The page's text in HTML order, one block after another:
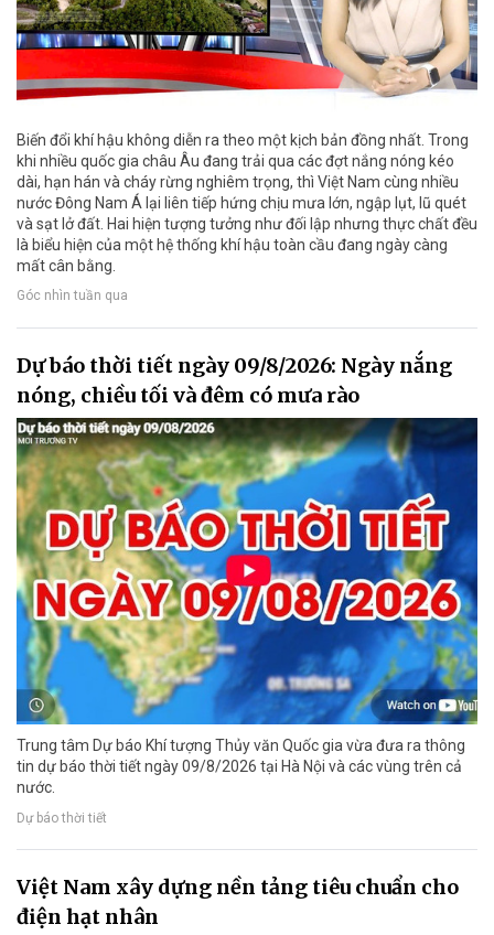
Biến đổi khí hậu không diễn ra theo một kịch bản đồng nhất. Trong
khi nhiều quốc gia châu Âu đang trải qua các đợt nắng nóng kéo
dài, hạn hán và cháy rừng nghiêm trọng, thì Việt Nam cùng nhiều
nước Đông Nam Á lại liên tiếp hứng chịu mưa lớn, ngập lụt, lũ quét
và sạt lở đất. Hai hiện tượng tưởng như đối lập nhưng thực chất đều
là biểu hiện của một hệ thống khí hậu toàn cầu đang ngày càng
mất cân bằng.
Góc nhìn tuần qua
Dự báo thời tiết ngày 09/8/2026: Ngày nắng
nóng, chiều tối và đêm có mưa rào
Trung tâm Dự báo Khí tượng Thủy văn Quốc gia vừa đưa ra thông
tin dự báo thời tiết ngày 09/8/2026 tại Hà Nội và các vùng trên cả
nước.
Dự báo thời tiết
Việt Nam xây dựng nền tảng tiêu chuẩn cho
điện hạt nhân